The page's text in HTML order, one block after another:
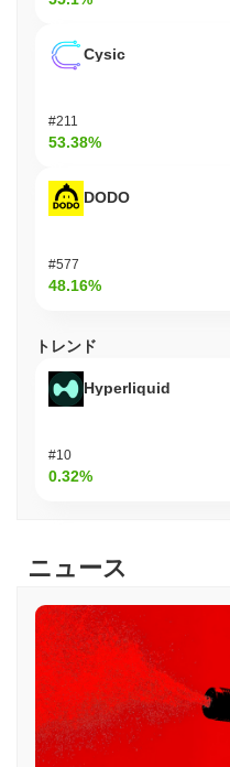
IBIT (ETH) (IBIT)はど
IBIT (ETH) (IBIT)は
IBIT (ETH)の現在の日
IBIT (ETH)の価格範囲
史上最安値（ATL）：
うなパフォーマンスで
モメンタムと比較して、
遅れを示しています。
Cysic
#211
53.38%
DODO
#577
48.16%
トレンド
Hyperliquid
#10
0.32%
ニュース